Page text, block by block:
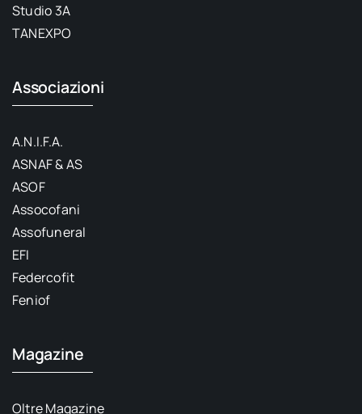
Studio 3A
TANEXPO
Associazioni
A.N.I.F.A.
ASNAF & AS
ASOF
Assocofani
Assofuneral
EFI
Federcofit
Feniof
Magazine
Oltre Magazine